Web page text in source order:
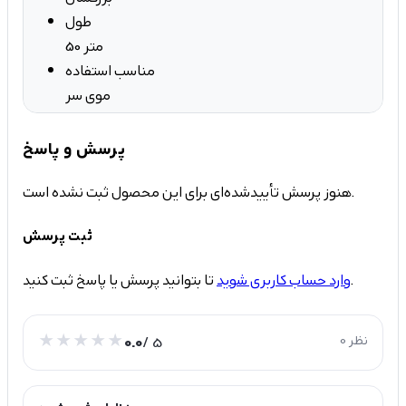
طول
50 متر
مناسب استفاده
موی سر
پرسش و پاسخ
هنوز پرسش تأییدشده‌ای برای این محصول ثبت نشده است.
ثبت پرسش
وارد حساب کاربری شویدتا بتوانید پرسش یا پاسخ ثبت کنید.
0.0/ 5 0 نظر